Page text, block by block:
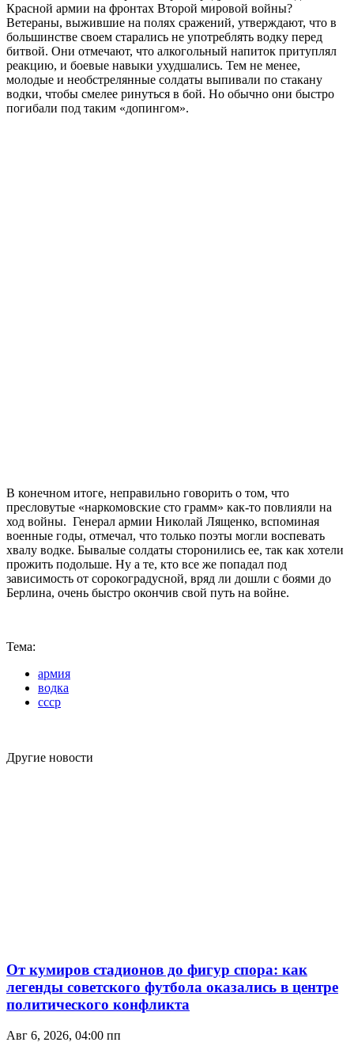
Красной армии на фронтах Второй мировой войны?
Ветераны, выжившие на полях сражений, утверждают, что в
большинстве своем старались не употреблять водку перед
битвой. Они отмечают, что алкогольный напиток притуплял
реакцию, и боевые навыки ухудшались. Тем не менее,
молодые и необстрелянные солдаты выпивали по стакану
водки, чтобы смелее ринуться в бой. Но обычно они быстро
погибали под таким «допингом».
В конечном итоге, неправильно говорить о том, что
пресловутые «наркомовские сто грамм» как-то повлияли на
ход войны. Генерал армии Николай Лященко, вспоминая
военные годы, отмечал, что только поэты могли воспевать
хвалу водке. Бывалые солдаты сторонились ее, так как хотели
прожить подольше. Ну а те, кто все же попадал под
зависимость от сорокоградусной, вряд ли дошли с боями до
Берлина, очень быстро окончив свой путь на войне.
Тема:
армия
водка
ссср
Другие новости
От кумиров стадионов до фигур спора: как
легенды советского футбола оказались в центре
политического конфликта
Авг 6, 2026, 04:00 пп